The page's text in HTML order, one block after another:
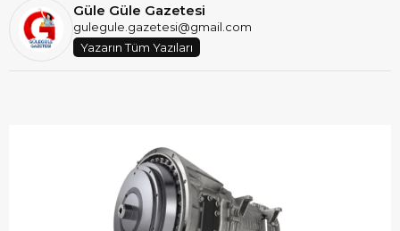
Güle Güle Gazetesi
gulegule.gazetesi@gmail.com
Yazarın Tüm Yazıları